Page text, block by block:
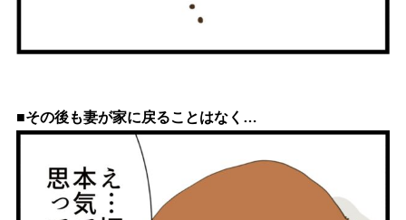
■その後も妻が家に戻ることはなく…